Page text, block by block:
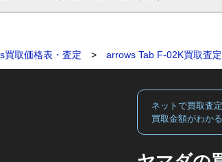
買取価格表・査定 > arrows Tab F-02K買取査
ネットで買取査定
買取金額がわかる